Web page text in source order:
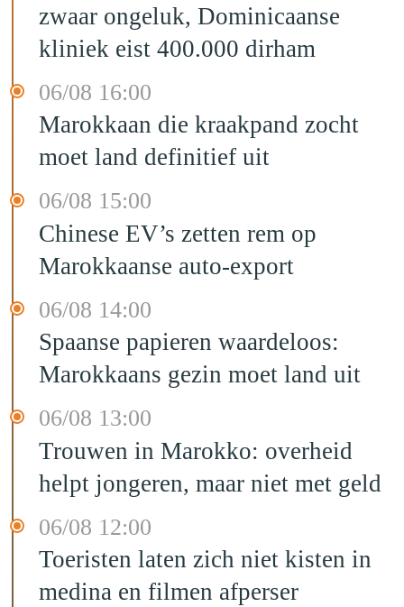
zwaar ongeluk, Dominicaanse
kliniek eist 400.000 dirham
06/08 16:00
Marokkaan die kraakpand zocht
moet land definitief uit
06/08 15:00
Chinese EV’s zetten rem op
Marokkaanse auto-export
06/08 14:00
Spaanse papieren waardeloos:
Marokkaans gezin moet land uit
06/08 13:00
Trouwen in Marokko: overheid
helpt jongeren, maar niet met geld
06/08 12:00
Toeristen laten zich niet kisten in
medina en filmen afperser